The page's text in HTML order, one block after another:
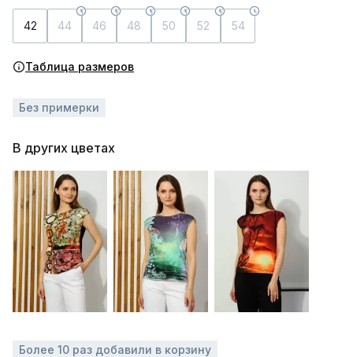
42 44 46 48 50 52 54
Таблица размеров
Без примерки
В других цветах
Более 10 раз добавили в корзину